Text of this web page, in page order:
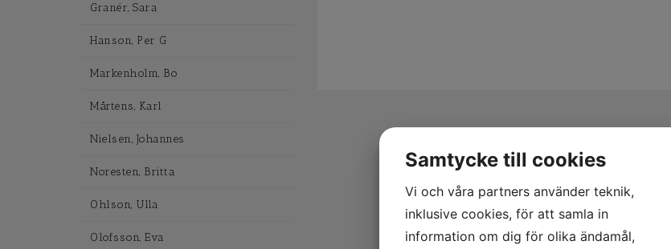
Granér, Sara
Hanson, Per G
Markenholm, Bo
Mårtens, Karl
Nielsen, Johannes
Noresten, Britta
Ohlson, Ulla
Olofsson, Eva
Samtycke till cookies
Vi och våra partners använder teknik,
inklusive cookies, för att samla in
information om dig för olika ändamål,